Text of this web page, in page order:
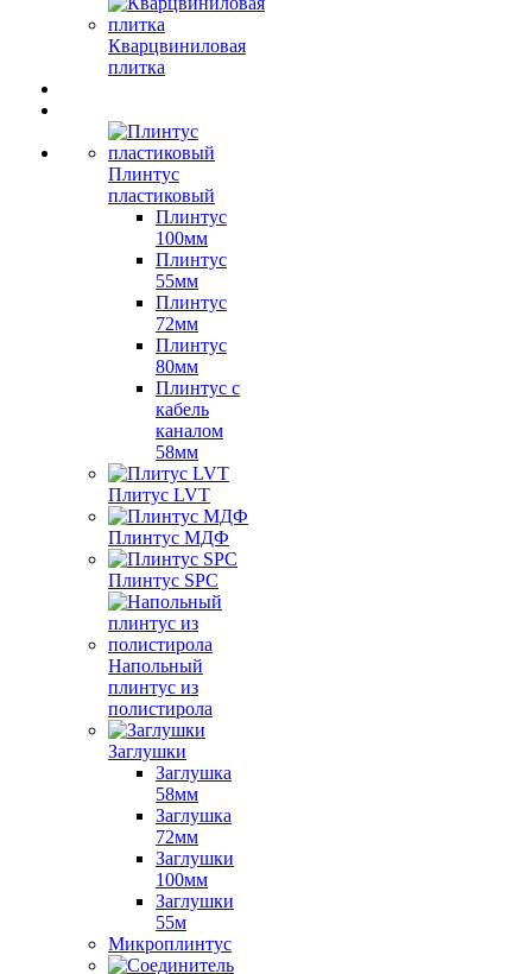
Кварцвиниловая
плитка
Плинтус
пластиковый
Плинтус
100мм
Плинтус
55мм
Плинтус
72мм
Плинтус
80мм
Плинтус с
кабель
каналом
58мм
Плитус LVT
Плинтус МДФ
Плинтус SPC
Напольный
плинтус из
полистирола
Заглушки
Заглушка
58мм
Заглушка
72мм
Заглушки
100мм
Заглушки
55м
Микроплинтус